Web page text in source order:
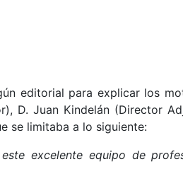
editorial para explicar los
D. Juan Kindelán (Director
se limitaba a lo siguiente:
excelente equipo de